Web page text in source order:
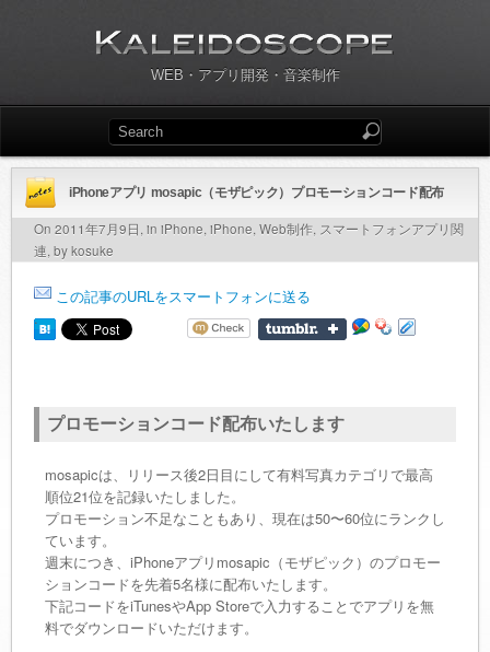
WEB・アプリ開発・音楽制作
iPhoneアプリ mosapic（モザピック）プロモーションコード配布
On 2011年7月9日, in iPhone, iPhone, Web制作, スマートフォンアプリ関
連, by kosuke
この記事のURLをスマートフォンに送る
プロモーションコード配布いたします
mosapicは、リリース後2日目にして有料写真カテゴリで最高
順位21位を記録いたしました。
プロモーション不足なこともあり、現在は50〜60位にランクし
ています。
週末につき、iPhoneアプリmosapic（モザピック）のプロモー
ションコードを先着5名様に配布いたします。
下記コードをiTunesやApp Storeで入力することでアプリを無
料でダウンロードいただけます。